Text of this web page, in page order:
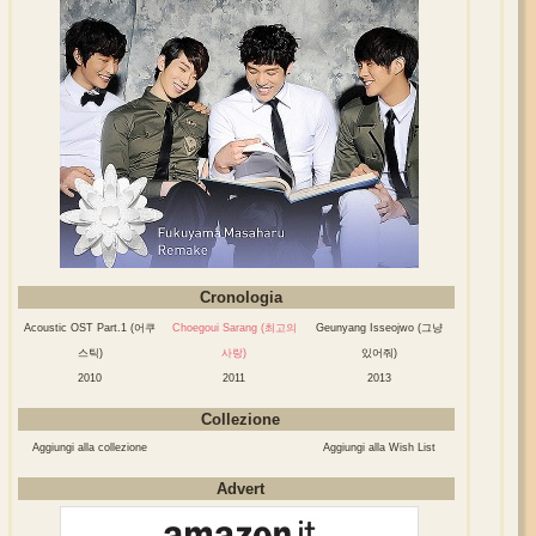
Cronologia
Acoustic OST Part.1 (어쿠
스틱)
2010
Choegoui Sarang (최고의
사랑)
2011
Geunyang Isseojwo (그냥
있어줘)
2013
Collezione
Aggiungi alla collezione Aggiungi alla Wish List
Advert